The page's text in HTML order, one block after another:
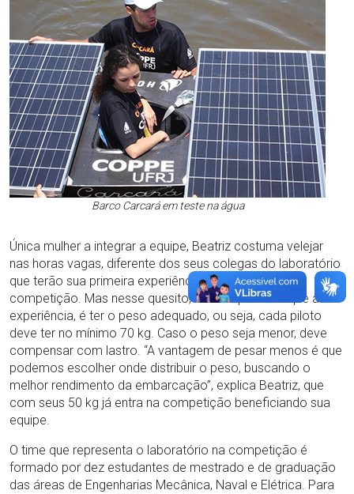
Barco Carcará em teste na água
Única mulher a integrar a equipe, Beatriz costuma velejar
nas horas vagas, diferente dos seus colegas do laboratório
que terão sua primeira experiência no mar durante a
competição. Mas nesse quesito, mais importante que a
experiência, é ter o peso adequado, ou seja, cada piloto
deve ter no mínimo 70 kg. Caso o peso seja menor, deve
compensar com lastro. “A vantagem de pesar menos é que
podemos escolher onde distribuir o peso, buscando o
melhor rendimento da embarcação”, explica Beatriz, que
com seus 50 kg já entra na competição beneficiando sua
equipe.
O time que representa o laboratório na competição é
formado por dez estudantes de mestrado e de graduação
das áreas de Engenharias Mecânica, Naval e Elétrica. Para